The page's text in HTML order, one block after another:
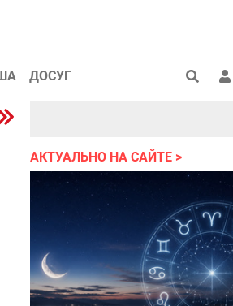
ДОСУГ
в Украине 2022
АКТУАЛЬНО НА САЙТЕ